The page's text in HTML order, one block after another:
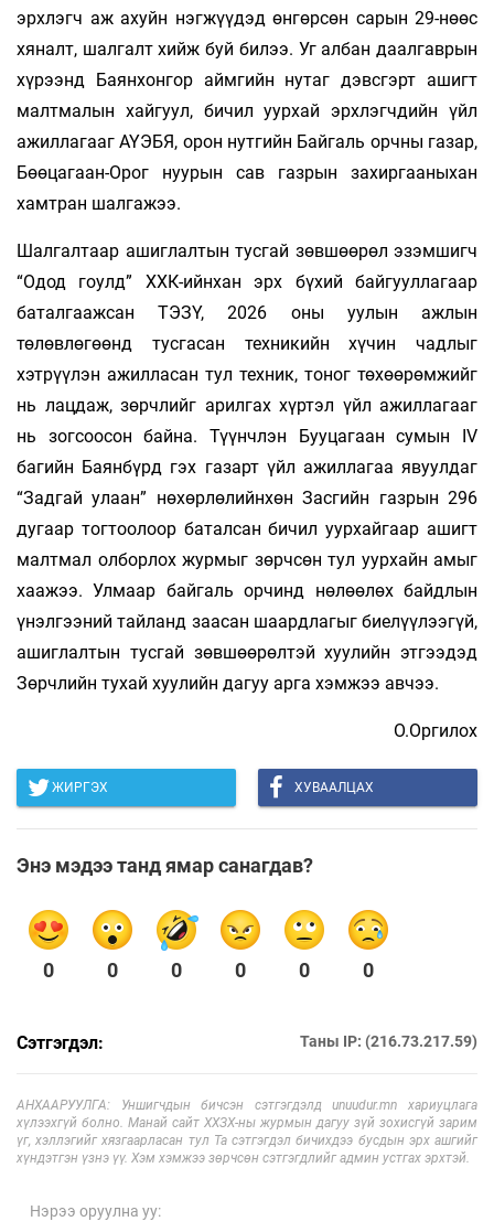
эрхлэгч аж ахуйн нэгжүүдэд өнгөрсөн сарын 29-нөөс
хяналт, шалгалт хийж буй билээ. Уг албан даалгаврын
хүрээнд Баянхонгор аймгийн нутаг дэвсгэрт ашигт
малтмалын хайгуул, бичил уурхай эрхлэгчдийн үйл
ажиллагааг АҮЭБЯ, орон нутгийн Байгаль орчны газар,
Бөөцагаан-Орог нуурын сав газрын захиргааныхан
хамтран шалгажээ.
Шалгалтаар ашиглалтын тусгай зөвшөөрөл эзэмшигч
“Одод гоулд” ХХК-ийнхан эрх бүхий байгууллагаар
баталгаажсан ТЭЗҮ, 2026 оны уулын ажлын
төлөвлөгөөнд тусгасан техникийн хүчин чадлыг
хэтрүүлэн ажилласан тул техник, тоног төхөөрөмжийг
нь лацдаж, зөрчлийг арилгах хүртэл үйл ажиллагааг
нь зогсоосон байна. Түүнчлэн Бууцагаан сумын IV
багийн Баянбүрд гэх газарт үйл ажиллагаа явуулдаг
“Задгай улаан” нөхөрлөлийнхөн Засгийн газрын 296
дугаар тогтоолоор баталсан бичил уурхайгаар ашигт
малтмал олборлох журмыг зөрчсөн тул уурхайн амыг
хаажээ. Улмаар байгаль орчинд нөлөөлөх байдлын
үнэлгээний тайланд заасан шаардлагыг биелүүлээгүй,
ашиглалтын тусгай зөвшөөрөлтэй хуулийн этгээдэд
Зөрчлийн тухай хуулийн дагуу арга хэмжээ авчээ.
О.Оргилох
ЖИРГЭХ ХУВААЛЦАХ
Энэ мэдээ танд ямар санагдав?
0 0 0 0 0 0
Сэтгэгдэл: Таны IP: (216.73.217.59)
АНХААРУУЛГА: Уншигчдын бичсэн сэтгэгдэлд unuudur.mn хариуцлага
хүлээхгүй болно. Манай сайт ХХЗХ-ны журмын дагуу зүй зохисгүй зарим
үг, хэллэгийг хязгаарласан тул Та сэтгэгдэл бичихдээ бусдын эрх ашгийг
хүндэтгэн үзнэ үү. Хэм хэмжээ зөрчсөн сэтгэгдлийг админ устгах эрхтэй.